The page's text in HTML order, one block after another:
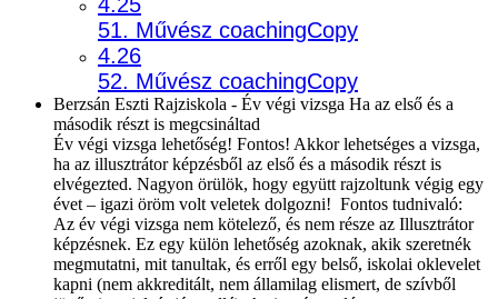
51. Művész coachingCopy
4.26
52. Művész coachingCopy
Berzsán Eszti Rajziskola - Év végi vizsga Ha az első és a
második részt is megcsináltad
Év végi vizsga lehetőség! Fontos! Akkor lehetséges a vizsga,
ha az illusztrátor képzésből az első és a második részt is
elvégezted. Nagyon örülök, hogy együtt rajzoltunk végig egy
évet – igazi öröm volt veletek dolgozni! Fontos tudnivaló:
Az év végi vizsga nem kötelező, és nem része az Illusztrátor
képzésnek. Ez egy külön lehetőség azoknak, akik szeretnék
megmutatni, mit tanultak, és erről egy belső, iskolai oklevelet
kapni (nem akkreditált, nem államilag elismert, de szívből